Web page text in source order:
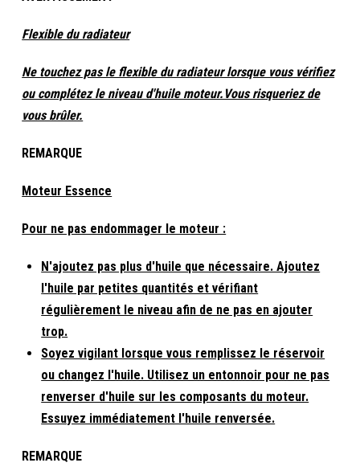
Flexible du radiateur
Ne touchez pas le flexible du radiateur lorsque vous vérifiez
ou complétez le niveau d'huile moteur.Vous risqueriez de
vous brûler.
REMARQUE
Moteur Essence
Pour ne pas endommager le moteur :
N'ajoutez pas plus d'huile que nécessaire. Ajoutez
l'huile par petites quantités et vérifiant
régulièrement le niveau afin de ne pas en ajouter
trop.
Soyez vigilant lorsque vous remplissez le réservoir
ou changez l'huile. Utilisez un entonnoir pour ne pas
renverser d'huile sur les composants du moteur.
Essuyez immédiatement l'huile renversée.
REMARQUE